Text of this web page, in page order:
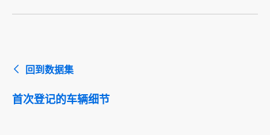
回到数据集
首次登记的车辆细节